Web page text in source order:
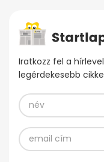
Iratkozz fel a
legérdekesebb